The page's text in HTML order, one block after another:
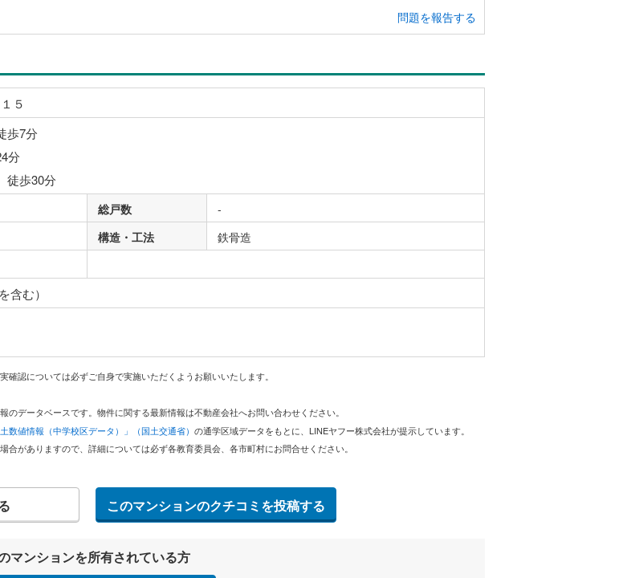
問題を報告する
５
歩7分
分
歩30分
総戸数
-
構造・工法
鉄骨造
含む）
認については必ずご自身で実施いただくようお願いいたします。
データベースです。物件に関する最新情報は不動産会社へお問い合わせください。
土数値情報（中学校区データ）」（国土交通省） の通学区域データをもとに、LINEヤフー株式会社が提示しています。
がありますので、詳細については必ず各教育委員会、各市町村にお問合せください。
このマンションのクチコミを投稿する
マンションを所有されている方